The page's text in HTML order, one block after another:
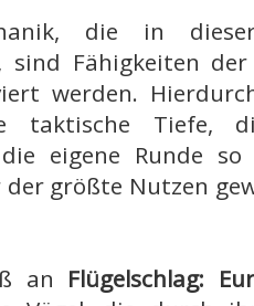
die in
sind Fähigkeiten
werden.
taktische Tiefe,
eigene Runde
größte Nutzen
an Flügelschlag: